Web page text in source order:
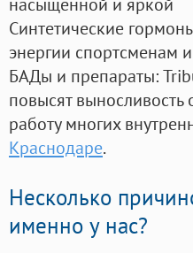
Синтетические
энергии спортсменам
БАДы и препараты:
повысят выносливость
работу многих
Краснодаре.
Несколько
именно у нас?